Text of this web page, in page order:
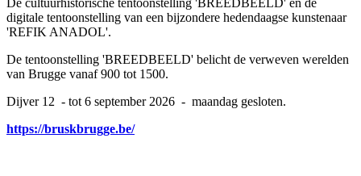
De cultuurhistorische tentoonstelling 'BREEDBEELD' en de
digitale tentoonstelling van een bijzondere hedendaagse kunstenaar
'REFIK ANADOL'.
De tentoonstelling 'BREEDBEELD' belicht de verweven werelden
van Brugge vanaf 900 tot 1500.
Dijver 12 - tot 6 september 2026 - maandag gesloten.
https://bruskbrugge.be/